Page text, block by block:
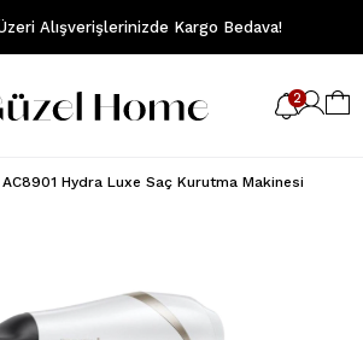
Alışverişlerinizde Kargo Bedava!
2
Hydra Luxe Saç Kurutma Makinesi